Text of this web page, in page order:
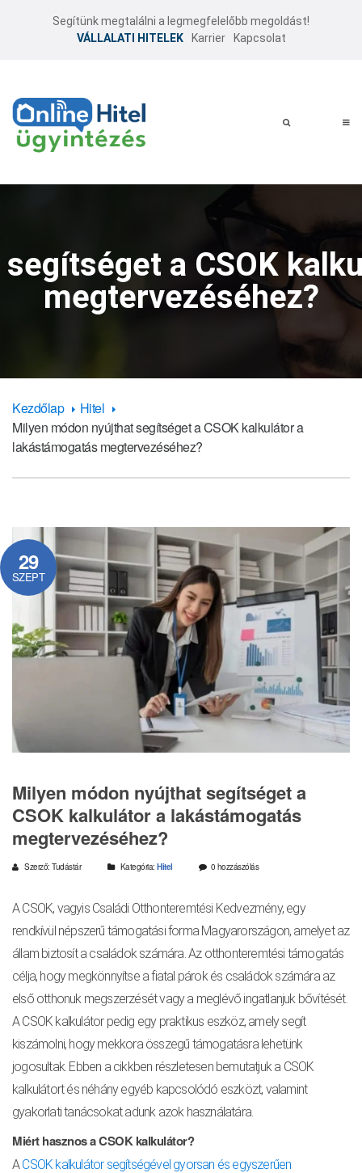
Segítünk megtalálni a legmegfelelőbb megoldást!
VÁLLALATI HITELEK
Karrier Kapcsolat
a CSOK
megtervezéséhez?
Kezdőlap
Hitel
Milyen módon nyújthat segítséget a CSOK kalkulátor a
lakástámogatás megtervezéséhez?
29
SZEPT
Milyen módon nyújthat segítséget a
CSOK kalkulátor a lakástámogatás
megtervezéséhez?
Szerző: Tudástár Kategória: Hitel 0 hozzászólás
A CSOK, vagyis Családi Otthonteremtési Kedvezmény, egy
rendkívül népszerű támogatási forma Magyarországon, amelyet az
állam biztosít a családok számára. Az otthonteremtési támogatás
célja, hogy megkönnyítse a fiatal párok és családok számára az
első otthonuk megszerzését vagy a meglévő ingatlanjuk bővítését.
A CSOK kalkulátor pedig egy praktikus eszköz, amely segít
kiszámolni, hogy mekkora összegű támogatásra lehetünk
jogosultak. Ebben a cikkben részletesen bemutatjuk a CSOK
kalkulátort és néhány egyéb kapcsolódó eszközt, valamint
gyakorlati tanácsokat adunk azok használatára.
Miért hasznos a CSOK kalkulátor?
ACSOK kalkulátor segítségével gyorsan és egyszerűen